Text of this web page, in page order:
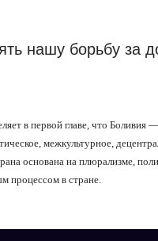
нашу борьбу за
в первой главе, что Боливия
межкультурное,
основана на плюрализме,
процессом в стране.